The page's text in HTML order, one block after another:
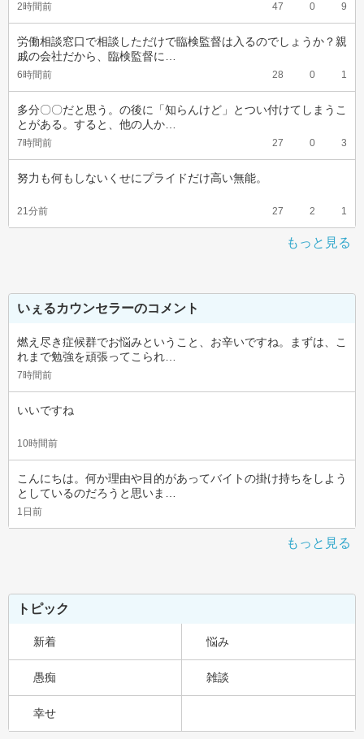
2時間前 47 0 9
労働相談窓口で相談しただけで臨検監督は入るのでしょうか？親
戚の会社だから、臨検監督に…
6時間前 28 0 1
多分〇〇だと思う。の後に「知らんけど」とつい付けてしまうこ
とがある。すると、他の人か…
7時間前 27 0 3
努力も何もしないくせにプライドだけ高い無能。
21分前 27 2 1
もっと見る
いぇるカウンセラーのコメント
燃え尽き症候群でお悩みということ、お辛いですね。まずは、こ
れまで勉強を頑張ってこられ…
7時間前
いいですね
10時間前
こんにちは。何か理由や目的があってバイトの掛け持ちをしよう
としているのだろうと思いま…
1日前
もっと見る
トピック
新着 悩み
愚痴 雑談
幸せ